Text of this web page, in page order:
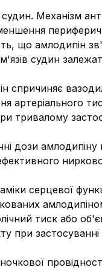
Механізм
що амлодипін
судин
спричиняє
артеріального
тривалому
дози
серцевої
тиск або
при